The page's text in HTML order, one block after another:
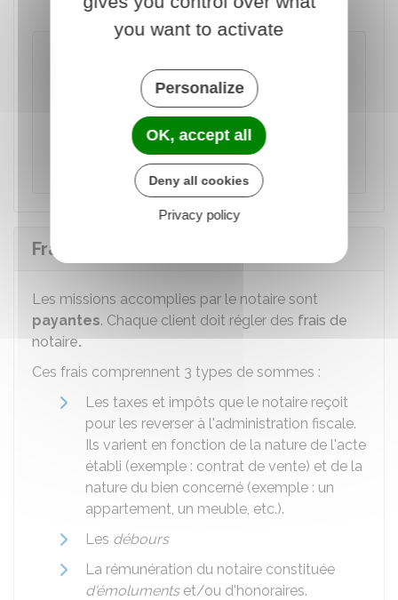
Les personnes qui veulent conclure un pacte
de solidarité civile (Pacs) doivent faire
enregistrer leur déclaration conjointe de Pacs
en s'adressant soit à unofficier d'état civil
soit à un notaire.
Frais de notaire
Les missions accomplies par le notaire sont
payantes. Chaque client doit régler des frais de
notaire.
Ces frais comprennent 3 types de sommes :
Les taxes et impôts que le notaire reçoit
pour les reverser à l'administration fiscale.
Ils varient en fonction de la nature de l'acte
établi (exemple : contrat de vente) et de la
nature du bien concerné (exemple : un
appartement, un meuble, etc.).
Les débours
La rémunération du notaire constituée
d'émolumentset/ou d'honoraires.
you want to activate
Personalize
OK, accept all
Deny all cookies
Privacy policy